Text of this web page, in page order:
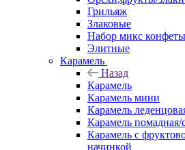
Грильяж
Злаковые
Набор микс конфеты
Элитные
Карамель
Назад
Карамель
Карамель мини
Карамель
Карамель
Карамель с
начинкой